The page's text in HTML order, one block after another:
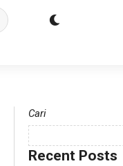
Cari
Recent Posts